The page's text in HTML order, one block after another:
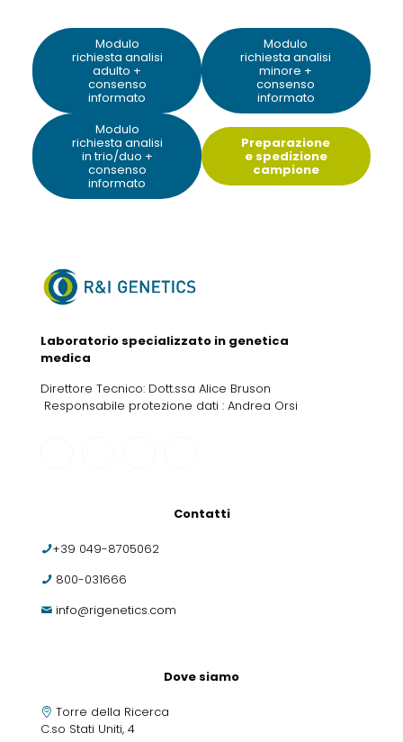
Modulo
richiesta analisi
adulto +
consenso
informato
Modulo
richiesta analisi
minore +
consenso
informato
Modulo
richiesta analisi
in trio/duo +
consenso
informato
Preparazione
e spedizione
campione
Laboratorio specializzato in genetica
medica
Direttore Tecnico: Dott.ssa Alice Bruson
Responsabile protezione dati : Andrea Orsi
Contatti
+39 049-8705062
800-031666
info@rigenetics.com
Dove siamo
Torre della Ricerca
C.so Stati Uniti, 4